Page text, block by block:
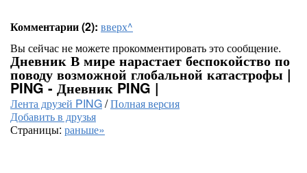
Комментарии (2): вверх^
Вы сейчас не можете прокомментировать это сообщение.
Дневник В мире нарастает беспокойство по
поводу возможной глобальной катастрофы |
PING - Дневник PING |
Лента друзей PING/Полная версия
Добавить в друзья
Страницы: раньше»